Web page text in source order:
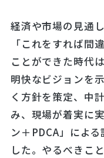
経済や市場の見通
「これをすれば間
ことができた時代
明快なビジョンを
く方針を策定、中
み、現場が着実に
ン＋PDCA」によ
した。やるべきこ